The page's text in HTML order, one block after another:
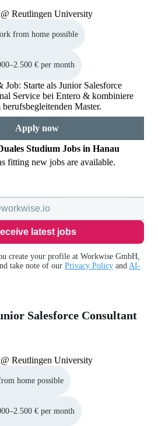
Reutlingen University
from home possible
€ per month
Starte als Junior Salesforce
Service bei Entero & kombiniere
Master.
Apply now
Studium Jobs in Hanau
fitting new jobs are available.
latest jobs
create your profile at Workwise GmbH,
take note of our Privacy Policy and AI-
Salesforce Consultant
Reutlingen University
home possible
€ per month